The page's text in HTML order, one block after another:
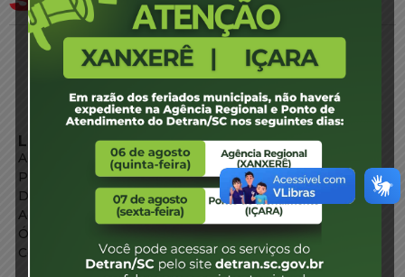
LINKS EXTERNOS
Agência de Notícias
Portal de Serviços
Diário Oficial
Acesso à Informação
Órgãos do Governo
Conheça SC